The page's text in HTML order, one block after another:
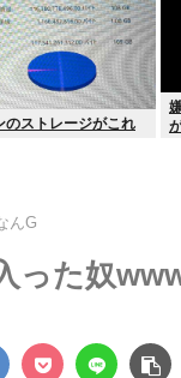
のストレージがこれ
んG
った奴